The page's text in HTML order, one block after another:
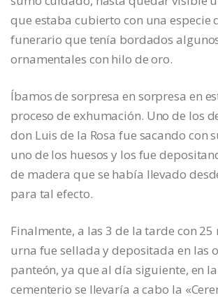
que estaba cubierto con una especie
funerario que tenía bordados
ornamentales con hilo de oro.
Íbamos de sorpresa en sorpresa en
proceso de exhumación. Uno de los
don Luis de la Rosa fue sacando con
uno de los huesos y los fue
de madera que se había llevado
para tal efecto.
Finalmente, a las 3 de la tarde con
urna fue sellada y depositada en las
panteón, ya que al día siguiente, en
cementerio se llevaría a cabo la